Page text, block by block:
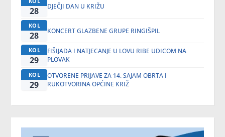
28 DJEČJI DAN U KRIŽU
KOL
28 KONCERT GLAZBENE GRUPE RINGIŠPIL
KOL
29
FIŠIJADA I NATJECANJE U LOVU RIBE UDICOM NA
PLOVAK
KOL
29
OTVORENE PRIJAVE ZA 14. SAJAM OBRTA I
RUKOTVORINA OPĆINE KRIŽ